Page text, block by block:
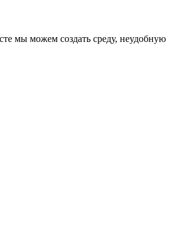
мы можем создать среду, неудобную